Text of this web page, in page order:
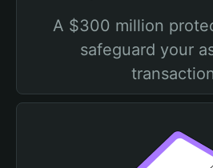
A $300 million
safeguard your